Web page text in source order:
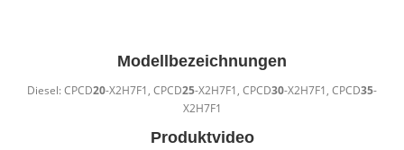
Modellbezeichnungen
Diesel: CPCD20-X2H7F1, CPCD25-X2H7F1, CPCD30-X2H7F1, CPCD35-
X2H7F1
Produktvideo